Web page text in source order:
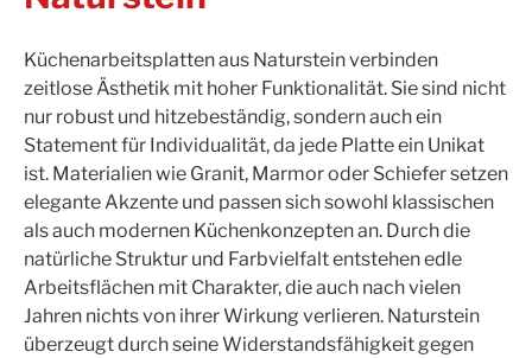
Küchenarbeitsplatten aus Naturstein verbinden
zeitlose Ästhetik mit hoher Funktionalität. Sie sind nicht
nur robust und hitzebeständig, sondern auch ein
Statement für Individualität, da jede Platte ein Unikat
ist. Materialien wie Granit, Marmor oder Schiefer setzen
elegante Akzente und passen sich sowohl klassischen
als auch modernen Küchenkonzepten an. Durch die
natürliche Struktur und Farbvielfalt entstehen edle
Arbeitsflächen mit Charakter, die auch nach vielen
Jahren nichts von ihrer Wirkung verlieren. Naturstein
überzeugt durch seine Widerstandsfähigkeit gegen